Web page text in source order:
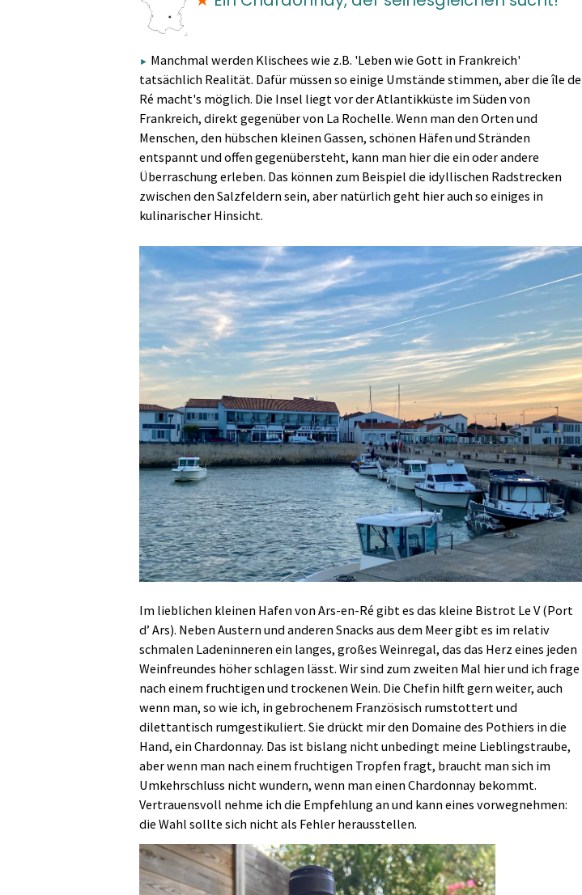
► Manchmal werden Klischees wie z.B. 'Leben wie Gott in Frankreich'
tatsächlich Realität. Dafür müssen so einige Umstände stimmen, aber die île de
Ré macht's möglich. Die Insel liegt vor der Atlantikküste im Süden von
Frankreich, direkt gegenüber von La Rochelle. Wenn man den Orten und
Menschen, den hübschen kleinen Gassen, schönen Häfen und Stränden
entspannt und offen gegenübersteht, kann man hier die ein oder andere
Überraschung erleben. Das können zum Beispiel die idyllischen Radstrecken
zwischen den Salzfeldern sein, aber natürlich geht hier auch so einiges in
kulinarischer Hinsicht.
Im lieblichen kleinen Hafen von Ars-en-Ré gibt es das kleine Bistrot Le V (Port
d’ Ars). Neben Austern und anderen Snacks aus dem Meer gibt es im relativ
schmalen Ladeninneren ein langes, großes Weinregal, das das Herz eines jeden
Weinfreundes höher schlagen lässt. Wir sind zum zweiten Mal hier und ich frage
nach einem fruchtigen und trockenen Wein. Die Chefin hilft gern weiter, auch
wenn man, so wie ich, in gebrochenem Französisch rumstottert und
dilettantisch rumgestikuliert. Sie drückt mir den Domaine des Pothiers in die
Hand, ein Chardonnay. Das ist bislang nicht unbedingt meine Lieblingstraube,
aber wenn man nach einem fruchtigen Tropfen fragt, braucht man sich im
Umkehrschluss nicht wundern, wenn man einen Chardonnay bekommt.
Vertrauensvoll nehme ich die Empfehlung an und kann eines vorwegnehmen:
die Wahl sollte sich nicht als Fehler herausstellen.